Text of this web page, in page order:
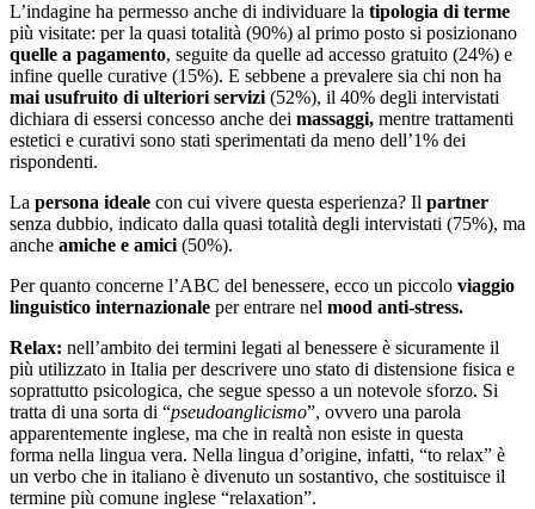
L’indagine ha permesso anche di individuare la tipologia di terme
più visitate: per la quasi totalità (90%) al primo posto si posizionano
quelle a pagamento, seguite da quelle ad accesso gratuito (24%) e
infine quelle curative (15%). E sebbene a prevalere sia chi non ha
mai usufruito di ulteriori servizi (52%), il 40% degli intervistati
dichiara di essersi concesso anche dei massaggi, mentre trattamenti
estetici e curativi sono stati sperimentati da meno dell’1% dei
rispondenti.
La persona ideale con cui vivere questa esperienza? Il partner
senza dubbio, indicato dalla quasi totalità degli intervistati (75%), ma
anche amiche e amici (50%).
Per quanto concerne l’ABC del benessere, ecco un piccolo viaggio
linguistico internazionale per entrare nel mood anti-stress.
Relax: nell’ambito dei termini legati al benessere è sicuramente il
più utilizzato in Italia per descrivere uno stato di distensione fisica e
soprattutto psicologica, che segue spesso a un notevole sforzo. Si
tratta di una sorta di “pseudoanglicismo”, ovvero una parola
apparentemente inglese, ma che in realtà non esiste in questa
forma nella lingua vera. Nella lingua d’origine, infatti, “to relax” è
un verbo che in italiano è divenuto un sostantivo, che sostituisce il
termine più comune inglese “relaxation”.